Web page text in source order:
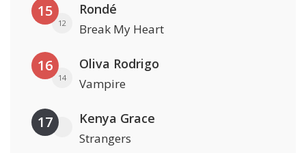
15
12
Rondé
Break My Heart
16
14
Oliva Rodrigo
Vampire
17 Kenya Grace
Strangers